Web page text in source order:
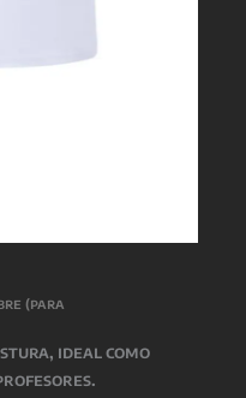
(para
, ideal como